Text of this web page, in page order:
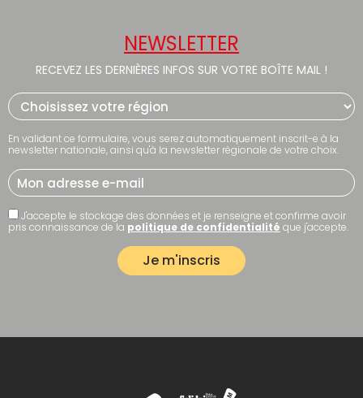
NEWSLETTER
RECEVEZ LES DERNIÈRES INFOS SUR VOTRE BOÎTE MAIL !
En validant ce formulaire, vous serez automatiquement inscrit-e à la
newsletter nationale, ainsi qu'à la newsletter régionale de votre choix.
J'accepte le stockage des données et je renseigne et confirme avoir
pris connaissance de la politique de confidentialité que j'accepte.